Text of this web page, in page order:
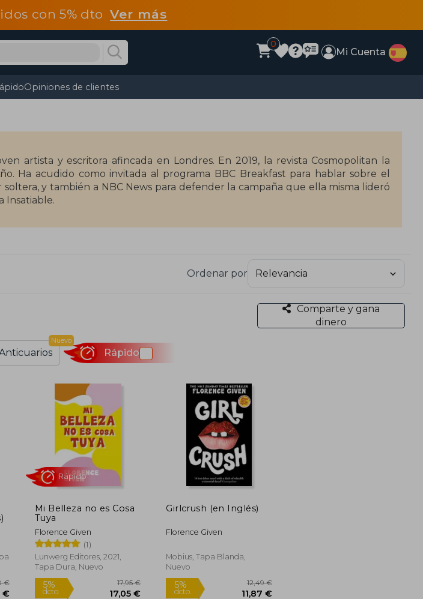
con 5% dtoVer más
0
Mi Cuenta
Opiniones de clientes
artista y escritora afincada en Londres. En 2019, la revista Cosmopolitan la
Ha acudido como invitada al programa BBC Breakfast para hablar sobre el
y también a NBC News para defender la campaña que ella misma lideró
Insatiable.
Ordenar por
Comparte y gana
dinero
Nuevo
Rápido
Mi Belleza no es Cosa
Tuya
Florence Given
(1)
Lunwerg Editores, 2021,
Tapa Dura, Nuevo
Girlcrush (en Inglés)
Florence Given
Mobius, Tapa Blanda,
Nuevo